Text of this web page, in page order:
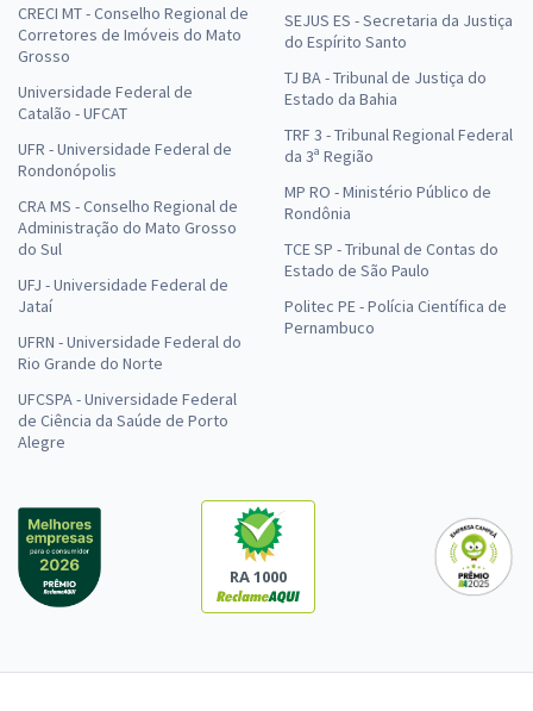
CRECI MT - Conselho Regional de
Corretores de Imóveis do Mato
Grosso
Universidade Federal de
Catalão - UFCAT
UFR - Universidade Federal de
Rondonópolis
CRA MS - Conselho Regional de
Administração do Mato Grosso
do Sul
UFJ - Universidade Federal de
Jataí
UFRN - Universidade Federal do
Rio Grande do Norte
UFCSPA - Universidade Federal
de Ciência da Saúde de Porto
Alegre
SEJUS ES - Secretaria da Justiça
do Espírito Santo
TJ BA - Tribunal de Justiça do
Estado da Bahia
TRF 3 - Tribunal Regional Federal
da 3ª Região
MP RO - Ministério Público de
Rondônia
TCE SP - Tribunal de Contas do
Estado de São Paulo
Politec PE - Polícia Científica de
Pernambuco
RA 1000